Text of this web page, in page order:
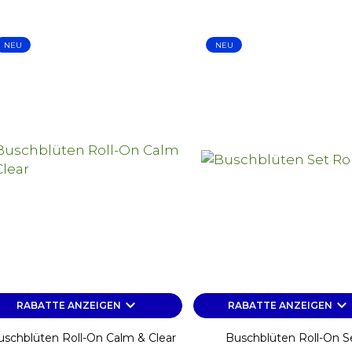
RABATTE ANZEIGEN keyboard_arrow_down
Roll-On Calm & Clear
NEU
RABATTE ANZEIGEN keyboard_arrow_down
Buschblüten Roll-On
NEU